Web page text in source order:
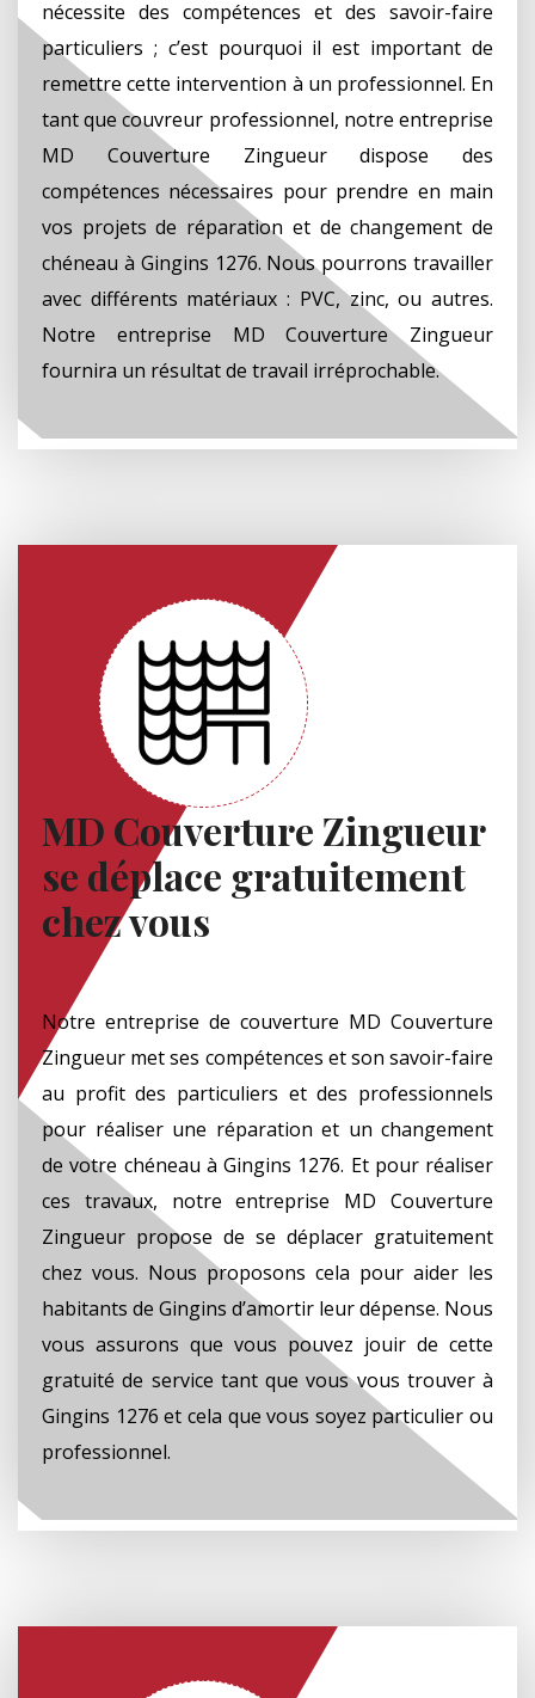
nécessite des compétences et des savoir-faire
particuliers ; c’est pourquoi il est important de
remettre cette intervention à un professionnel. En
tant que couvreur professionnel, notre entreprise
MD Couverture Zingueur dispose des
compétences nécessaires pour prendre en main
vos projets de réparation et de changement de
chéneau à Gingins 1276. Nous pourrons travailler
avec différents matériaux : PVC, zinc, ou autres.
Notre entreprise MD Couverture Zingueur
fournira un résultat de travail irréprochable.
MD Couverture Zingueur
se déplace gratuitement
chez vous
Notre entreprise de couverture MD Couverture
Zingueur met ses compétences et son savoir-faire
au profit des particuliers et des professionnels
pour réaliser une réparation et un changement
de votre chéneau à Gingins 1276. Et pour réaliser
ces travaux, notre entreprise MD Couverture
Zingueur propose de se déplacer gratuitement
chez vous. Nous proposons cela pour aider les
habitants de Gingins d’amortir leur dépense. Nous
vous assurons que vous pouvez jouir de cette
gratuité de service tant que vous vous trouver à
Gingins 1276 et cela que vous soyez particulier ou
professionnel.